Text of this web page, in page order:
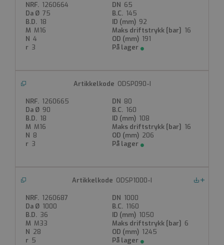
1260664
65
75
145
18
92
M16
16
4
191
3
ODSP090-I
1260665
80
90
160
18
108
M16
16
8
206
3
ODSP1000-I
1260687
1000
1000
1160
36
1050
M33
6
28
1245
5